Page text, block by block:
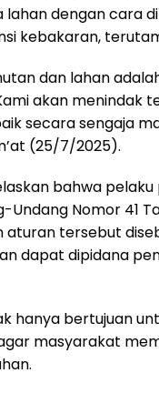
lahan dengan cara
kebakaran,
dan lahan
akan menindak
secara sengaja
(25/7/2025).
bahwa
Undang Nomor 41
aturan tersebut
dapat dipidana
hanya bertujuan
masyarakat